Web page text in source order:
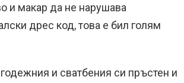
и макар да не нарушава
дрес код, това е бил голям
и сватбения си пръстен и